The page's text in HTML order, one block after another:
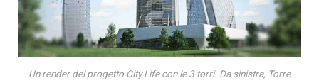
Un render del progetto City Life con le 3 torri. Da sinistra, Torre